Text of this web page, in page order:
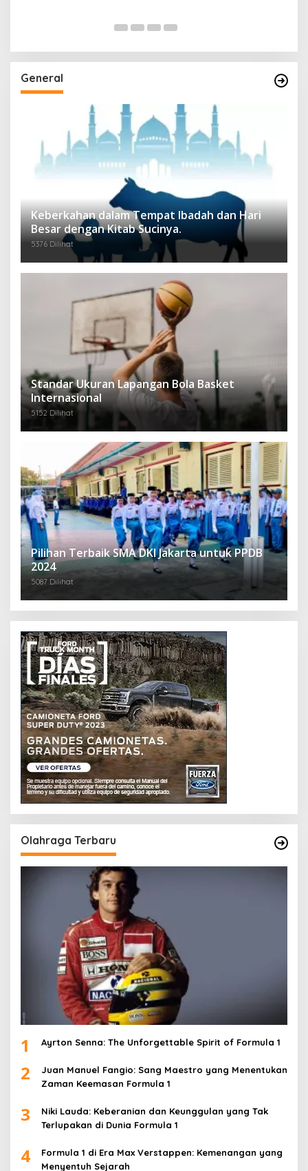
General
Keberkahan dalam Tempat Ibadah dan Hari
Besar dengan Kitab Sucinya.
5376 Dilihat
Standar Ukuran Lapangan Bola Basket
Internasional
5152 Dilihat
Pilihan Terbaik SMA DKI Jakarta untuk PPDB
2024
5087 Dilihat
Olahraga Terbaru
1 Ayrton Senna: The Unforgettable Spirit of Formula 1
2
Juan Manuel Fangio: Sang Maestro yang Menentukan
Zaman Keemasan Formula 1
3
Niki Lauda: Keberanian dan Keunggulan yang Tak
Terlupakan di Dunia Formula 1
4
Formula 1 di Era Max Verstappen: Kemenangan yang
Menyentuh Sejarah